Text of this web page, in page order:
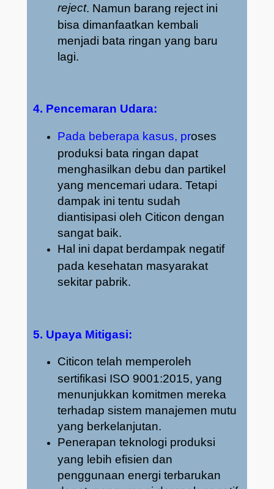
reject. Namun barang reject ini
bisa dimanfaatkan kembali
menjadi bata ringan yang baru
lagi.
4. Pencemaran Udara:
Pada beberapa kasus, proses
produksi bata ringan dapat
menghasilkan debu dan partikel
yang mencemari udara. Tetapi
dampak ini tentu sudah
diantisipasi oleh Citicon dengan
sangat baik.
Hal ini dapat berdampak negatif
pada kesehatan masyarakat
sekitar pabrik.
5. Upaya Mitigasi:
Citicon telah memperoleh
sertifikasi ISO 9001:2015, yang
menunjukkan komitmen mereka
terhadap sistem manajemen mutu
yang berkelanjutan.
Penerapan teknologi produksi
yang lebih efisien dan
penggunaan energi terbarukan